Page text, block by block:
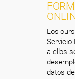
Los
Servicio
a ellos
datos